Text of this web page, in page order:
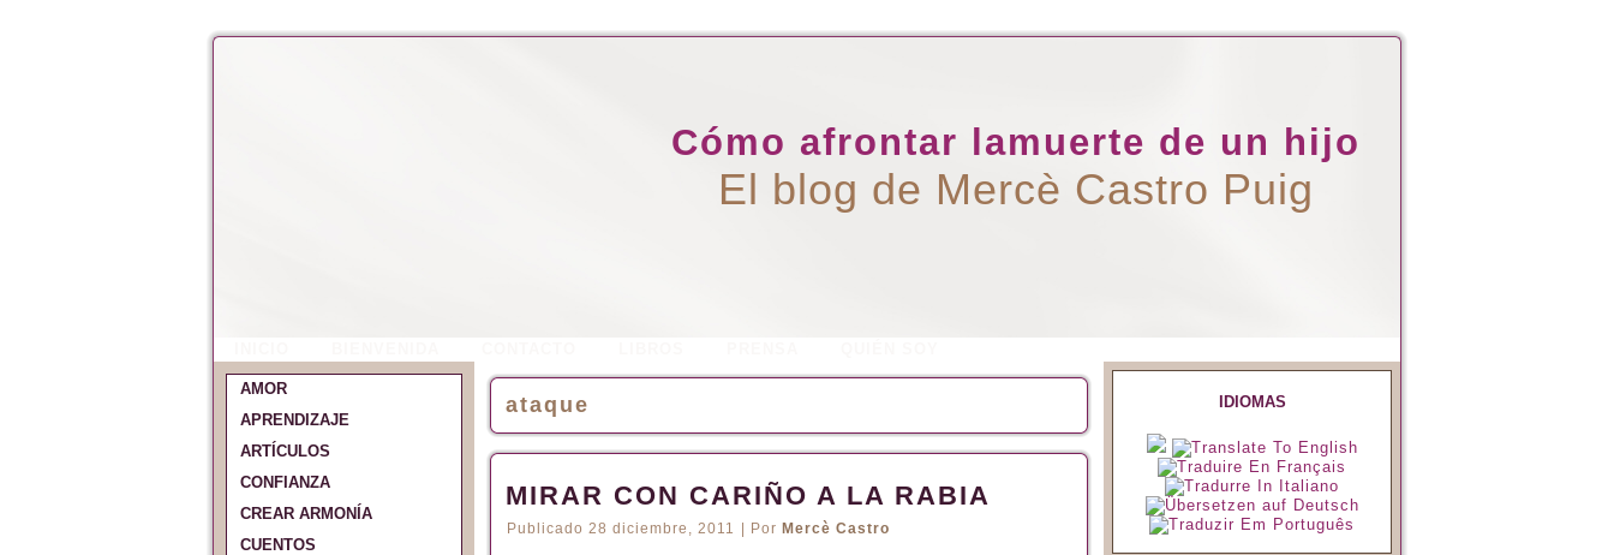
Cómo afrontar lamuerte de un hijo
El blog de Mercè Castro Puig
AMOR
APRENDIZAJE
ARTÍCULOS
CONFIANZA
CREAR ARMONÍA
CUENTOS
ataque
MIRAR CON CARIÑO A LA RABIA
Publicado 28 diciembre, 2011 Por Mercè Castro
IDIOMAS